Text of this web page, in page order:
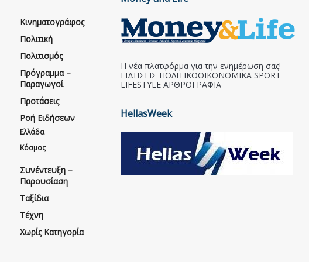
Κινηματογράφος
Πολιτική
Πολιτισμός
Πρόγραμμα –
Παραγωγοί
Προτάσεις
Ροή Ειδήσεων
Ελλάδα
Κόσμος
Συνέντευξη –
Παρουσίαση
Ταξίδια
Τέχνη
Χωρίς Κατηγορία
Η νέα πλατφόρμα για την ενημέρωση σας!
ΕΙΔΗΣΕΙΣ ΠΟΛΙΤΙΚΟΟΙΚΟΝΟΜΙΚΑ SPORT
LIFESTYLE ΑΡΘΡΟΓΡΑΦΙΑ
HellasWeek